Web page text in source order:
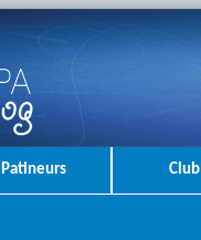
Patineurs Club